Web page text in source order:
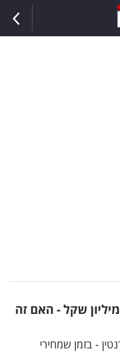
דירה בתל אביב בפחות מ-2 מיליון שקל - האם זה
- בזמן שמחירי